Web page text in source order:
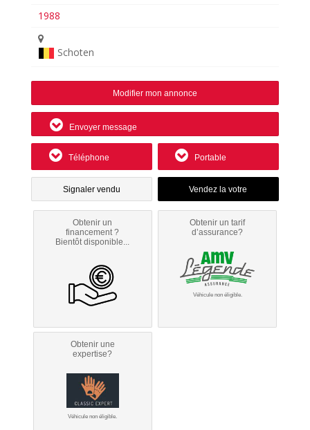
1988
Schoten
Modifier mon annonce
Envoyer message
Téléphone Portable
Signaler vendu
Obtenir un
financement ?
Bientôt disponible...
Obtenir un tarif
d’assurance?
Véhicule non éligible.
Obtenir une
expertise?
Véhicule non éligible.